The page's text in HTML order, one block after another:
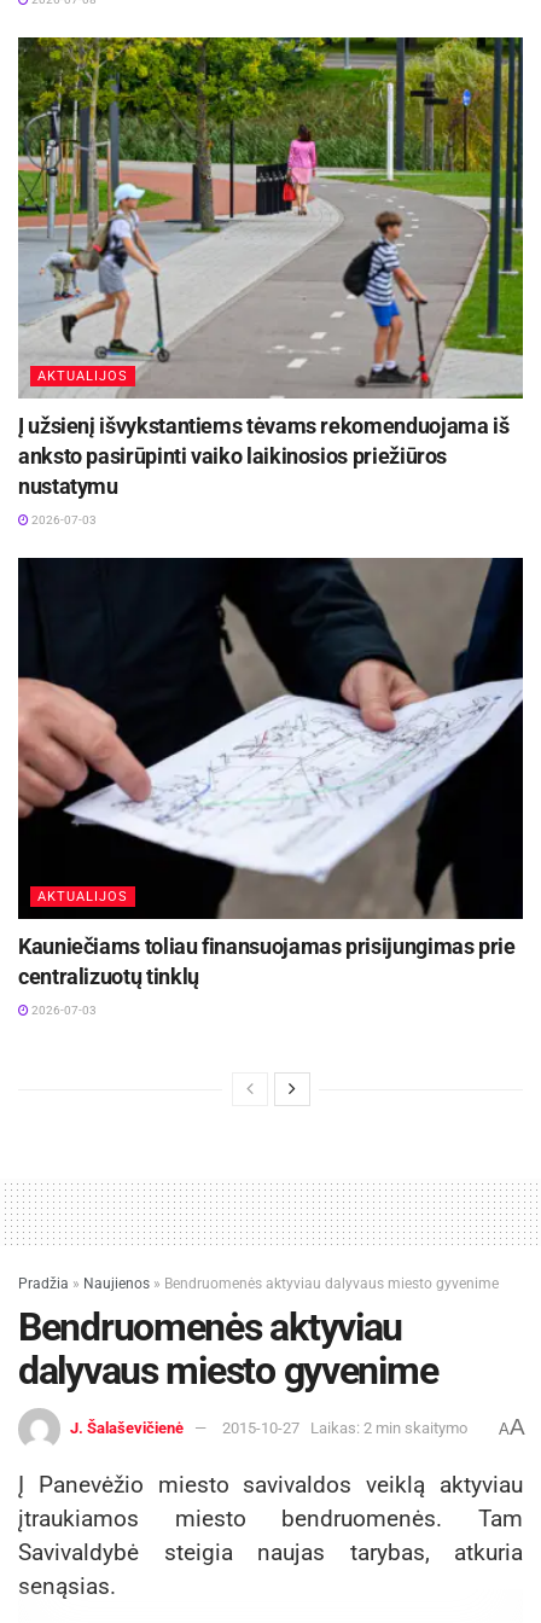
Atvirkščiai. Nuo lapkričio mėnesio šilumos kaina
mažės 5,7 proc., taigi šilumos kaina už suvartotą
šilumos kiekį gyventojams bus 5,94 ct/kWh.
Todėl norėčiau tikėti, kad Vyriausybė ir
Energetikos ministerija priims išmintingus
sprendimus, kurie nevers kelti kainų ir paliks
galimybę jas toliau mažinti.
AKTUALIJOS
Į užsienį išvykstantiems tėvams rekomenduojama iš
anksto pasirūpinti vaiko laikinosios priežiūros
nustatymu
2026-07-03
AKTUALIJOS
Kauniečiams toliau finansuojamas prisijungimas prie
centralizuotų tinklų
2026-07-03
Pradžia » Naujienos » Bendruomenės aktyviau dalyvaus miesto gyvenime
Bendruomenės aktyviau
dalyvaus miesto gyvenime
J. Šalaševičienė 2015-10-27 Laikas: 2 min skaitymo AA
Į Panevėžio miesto savivaldos veiklą aktyviau
įtraukiamos miesto bendruomenės. Tam
Savivaldybė steigia naujas tarybas, atkuria
senąsias.